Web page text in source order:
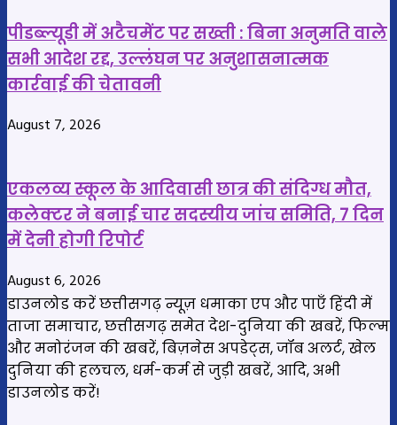
पीडब्ल्यूडी में अटैचमेंट पर सख्ती : बिना अनुमति वाले
सभी आदेश रद्द, उल्लंघन पर अनुशासनात्मक
कार्रवाई की चेतावनी
August 7, 2026
एकलव्य स्कूल के आदिवासी छात्र की संदिग्ध मौत,
कलेक्टर ने बनाई चार सदस्यीय जांच समिति, 7 दिन
में देनी होगी रिपोर्ट
August 6, 2026
डाउनलोड करें छत्तीसगढ़ न्यूज़ धमाका एप और पाएँ हिंदी में
ताजा समाचार, छत्तीसगढ़ समेत देश-दुनिया की खबरें, फिल्म
और मनोरंजन की खबरें, बिज़नेस अपडेट्स, जॉब अलर्ट, खेल
दुनिया की हलचल, धर्म-कर्म से जुड़ी खबरें, आदि, अभी
डाउनलोड करें!